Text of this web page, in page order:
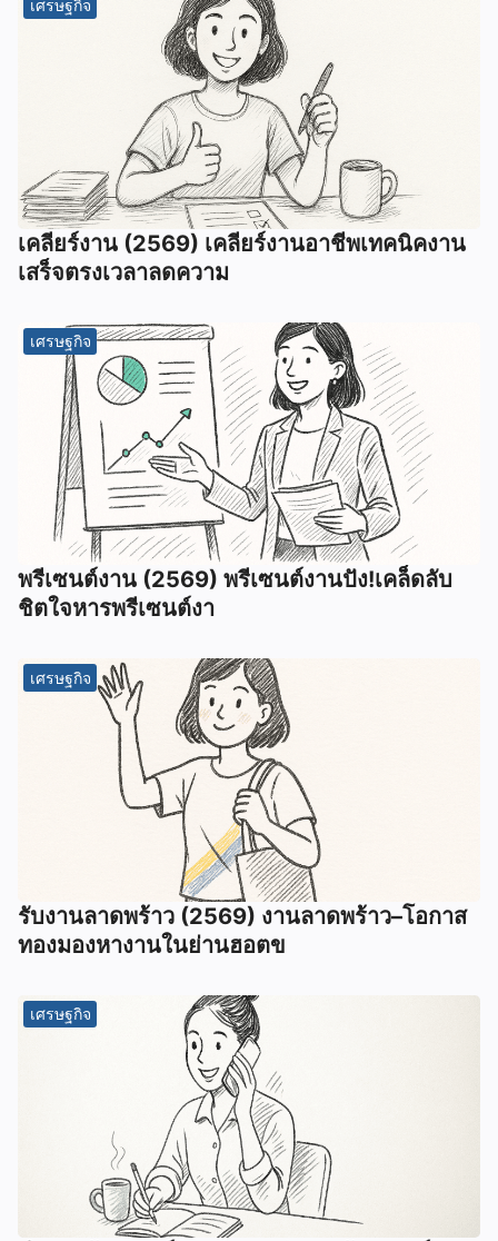
เศรษฐกิจ
เคลียร์งาน (2569) เคลียร์งานอาชีพเทคนิคงาน
เสร็จตรงเวลาลดความ
เศรษฐกิจ
พรีเซนต์งาน (2569) พรีเซนต์งานปัง!เคล็ดลับ
ชิตใจหารพรีเซนต์งา
เศรษฐกิจ
รับงานลาดพร้าว (2569) งานลาดพร้าว–โอกาส
ทองมองหางานในย่านฮอตข
เศรษฐกิจ